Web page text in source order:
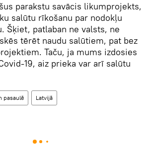
parakstu savācis likumprojekts,
salūtu rīkošanu par nodokļu
Šķiet, patlaban ne valsts, ne
tērēt naudu salūtiem, pat bez
Taču, ja mums izdosies
19, aiz prieka var arī salūtu
pasaulē Latvijā